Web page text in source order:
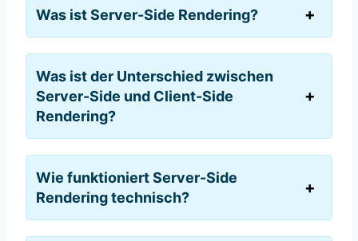
Was ist Server-Side Rendering?
Was ist der Unterschied zwischen
Server-Side und Client-Side
Rendering?
Wie funktioniert Server-Side
Rendering technisch?